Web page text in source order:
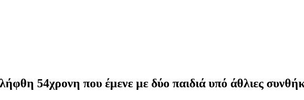
54χρονη που έμενε με δύο παιδιά υπό άθλιες